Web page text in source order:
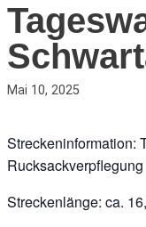
Mai 10, 2025
Streckeninformation:
Rucksackverpflegung
Streckenlänge: ca.